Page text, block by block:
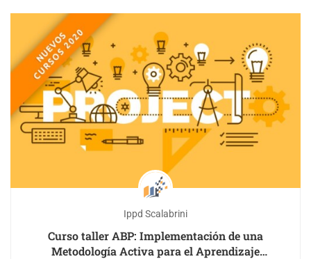
Ippd Scalabrini
Curso taller ABP: Implementación de una
Metodología Activa para el Aprendizaje